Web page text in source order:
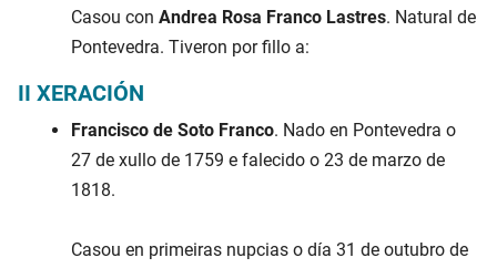
Casou con Andrea Rosa Franco Lastres. Natural de
Pontevedra. Tiveron por fillo a:
II XERACIÓN
Francisco de Soto Franco. Nado en Pontevedra o
27 de xullo de 1759 e falecido o 23 de marzo de
1818.
Casou en primeiras nupcias o día 31 de outubro de